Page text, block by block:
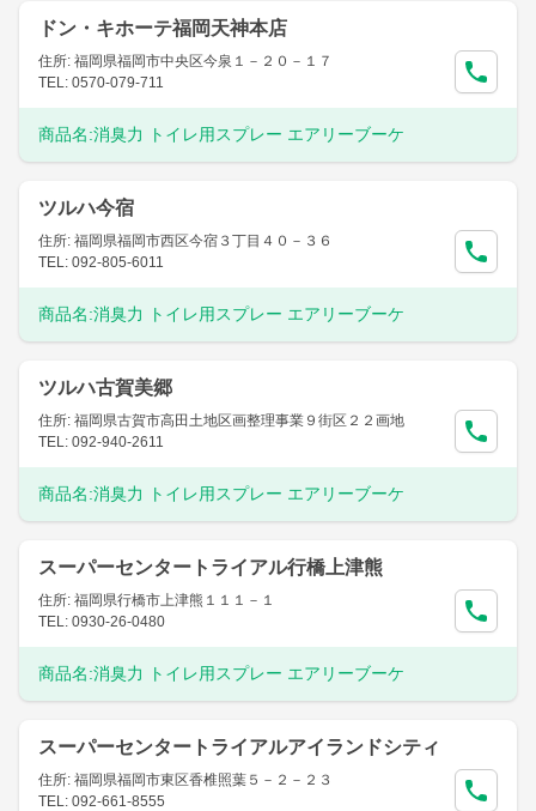
ドン・キホーテ福岡天神本店
住所: 福岡県福岡市中央区今泉１－２０－１７
TEL: 0570-079-711
商品名:消臭力 トイレ用スプレー エアリーブーケ
ツルハ今宿
住所: 福岡県福岡市西区今宿３丁目４０－３６
TEL: 092-805-6011
商品名:消臭力 トイレ用スプレー エアリーブーケ
ツルハ古賀美郷
住所: 福岡県古賀市高田土地区画整理事業９街区２２画地
TEL: 092-940-2611
商品名:消臭力 トイレ用スプレー エアリーブーケ
スーパーセンタートライアル行橋上津熊
住所: 福岡県行橋市上津熊１１１－１
TEL: 0930-26-0480
商品名:消臭力 トイレ用スプレー エアリーブーケ
スーパーセンタートライアルアイランドシティ
住所: 福岡県福岡市東区香椎照葉５－２－２３
TEL: 092-661-8555